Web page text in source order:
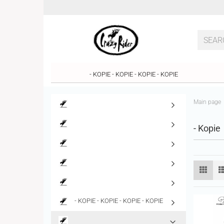
- KOPIE - KOPIE - KOPIE - KOPIE
Main page
- Kopie
- KOPIE - KOPIE - KOPIE - KOPIE